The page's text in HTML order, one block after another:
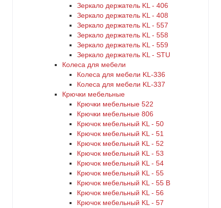
Зеркало держатель KL - 406
Зеркало держатель KL - 408
Зеркало держатель KL - 557
Зеркало держатель KL - 558
Зеркало держатель KL - 559
Зеркало держатель KL - STU
Колеса для мебели
Колеса для мебели KL-336
Колеса для мебели KL-337
Крючки мебельные
Крючки мебельные 522
Крючки мебельные 806
Крючок мебельный KL - 50
Крючок мебельный KL - 51
Крючок мебельный KL - 52
Крючок мебельный KL - 53
Крючок мебельный KL - 54
Крючок мебельный KL - 55
Крючок мебельный KL - 55 B
Крючок мебельный KL - 56
Крючок мебельный KL - 57